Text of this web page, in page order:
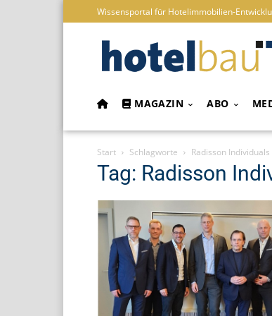
Wissensportal für Hotelimmobilien-
MAGAZIN ABO
Start Schlagworte Radisson
Tag: Radisson